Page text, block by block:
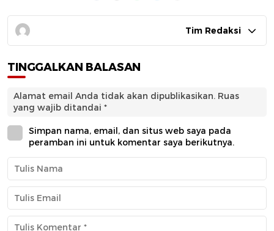
Tim Redaksi
TINGGALKAN BALASAN
Alamat email Anda tidak akan dipublikasikan. Ruas
yang wajib ditandai *
Simpan nama, email, dan situs web saya pada
peramban ini untuk komentar saya berikutnya.